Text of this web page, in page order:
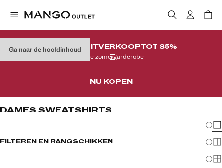
Ga naar de hoofdinhoudLAATSTE UITVERKOOPTOT 85%
Op je zomergarderobe
NU KOPEN
DAMES SWEATSHIRTS
FILTEREN EN RANGSCHIKKEN